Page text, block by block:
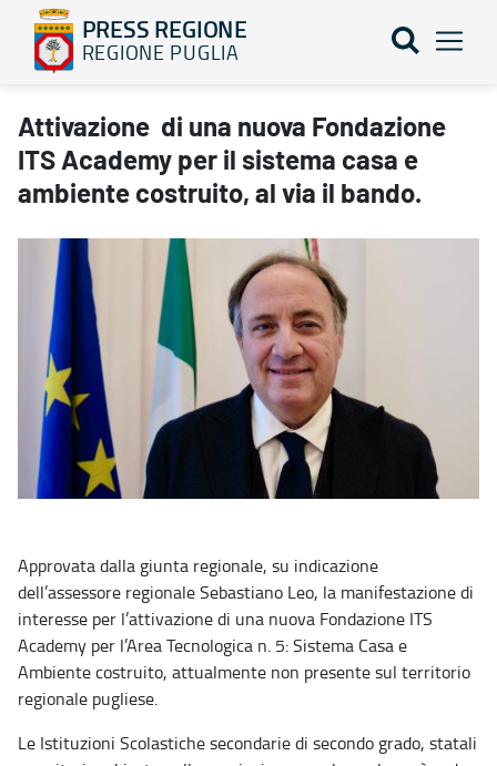
PRESS REGIONE
REGIONE PUGLIA
Attivazione di una nuova Fondazione ITS Academy per il sistema
Attivazione di una nuova Fondazione
ITS Academy per il sistema casa e
ambiente costruito, al via il bando.
Approvata dalla giunta regionale, su indicazione
dell’assessore regionale Sebastiano Leo, la manifestazione di
interesse per l’attivazione di una nuova Fondazione ITS
Academy per l’Area Tecnologica n. 5: Sistema Casa e
Ambiente costruito, attualmente non presente sul territorio
regionale pugliese.
Le Istituzioni Scolastiche secondarie di secondo grado, statali